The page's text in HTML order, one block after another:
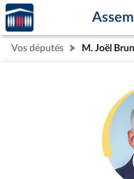
Aller au contenu
Aller en bas de la page
Accèder
à la
page
d'accueil
Vos députés